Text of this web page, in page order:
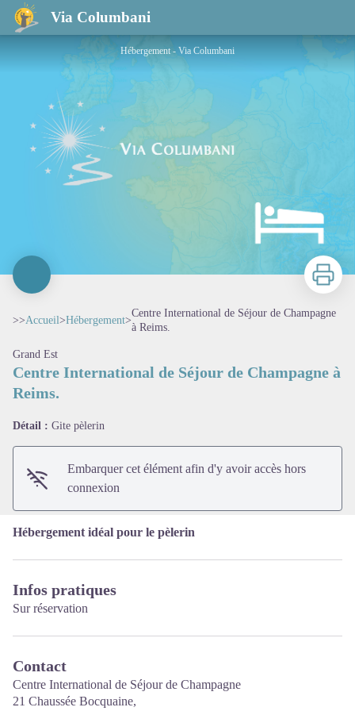
Via Columbani
Centre International de Séjour de Champagne à Reims.
Hébergement - Via Columbani
Imprimer
>>Accueil>Hébergement>
Centre International de Séjour de Champagne
à Reims.
Grand Est
Centre International de Séjour de Champagne à
Reims.
Détail : Gite pèlerin
Embarquer cet élément afin d'y avoir accès hors
connexion
Hébergement idéal pour le pèlerin
Infos pratiques
Sur réservation
Contact
Centre International de Séjour de Champagne
21 Chaussée Bocquaine,